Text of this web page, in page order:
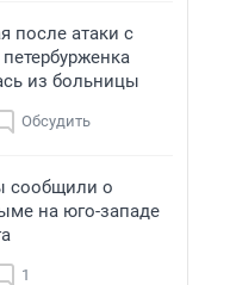
после атаки с
из больницы
Обсудить
сообщили о
на юго-западе
1